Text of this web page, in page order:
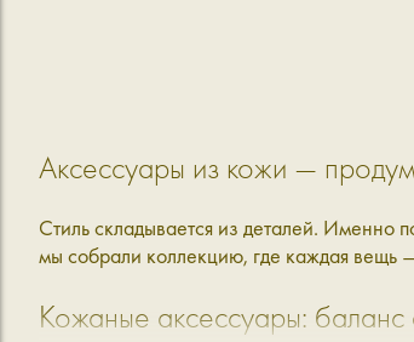
Аксессуары из кожи —
Стиль складывается из деталей. Именно
мы собрали коллекцию, где каждая вещь
Кожаные аксессуары: